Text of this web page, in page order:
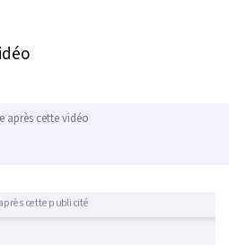
après cette vidéo
cette publicité